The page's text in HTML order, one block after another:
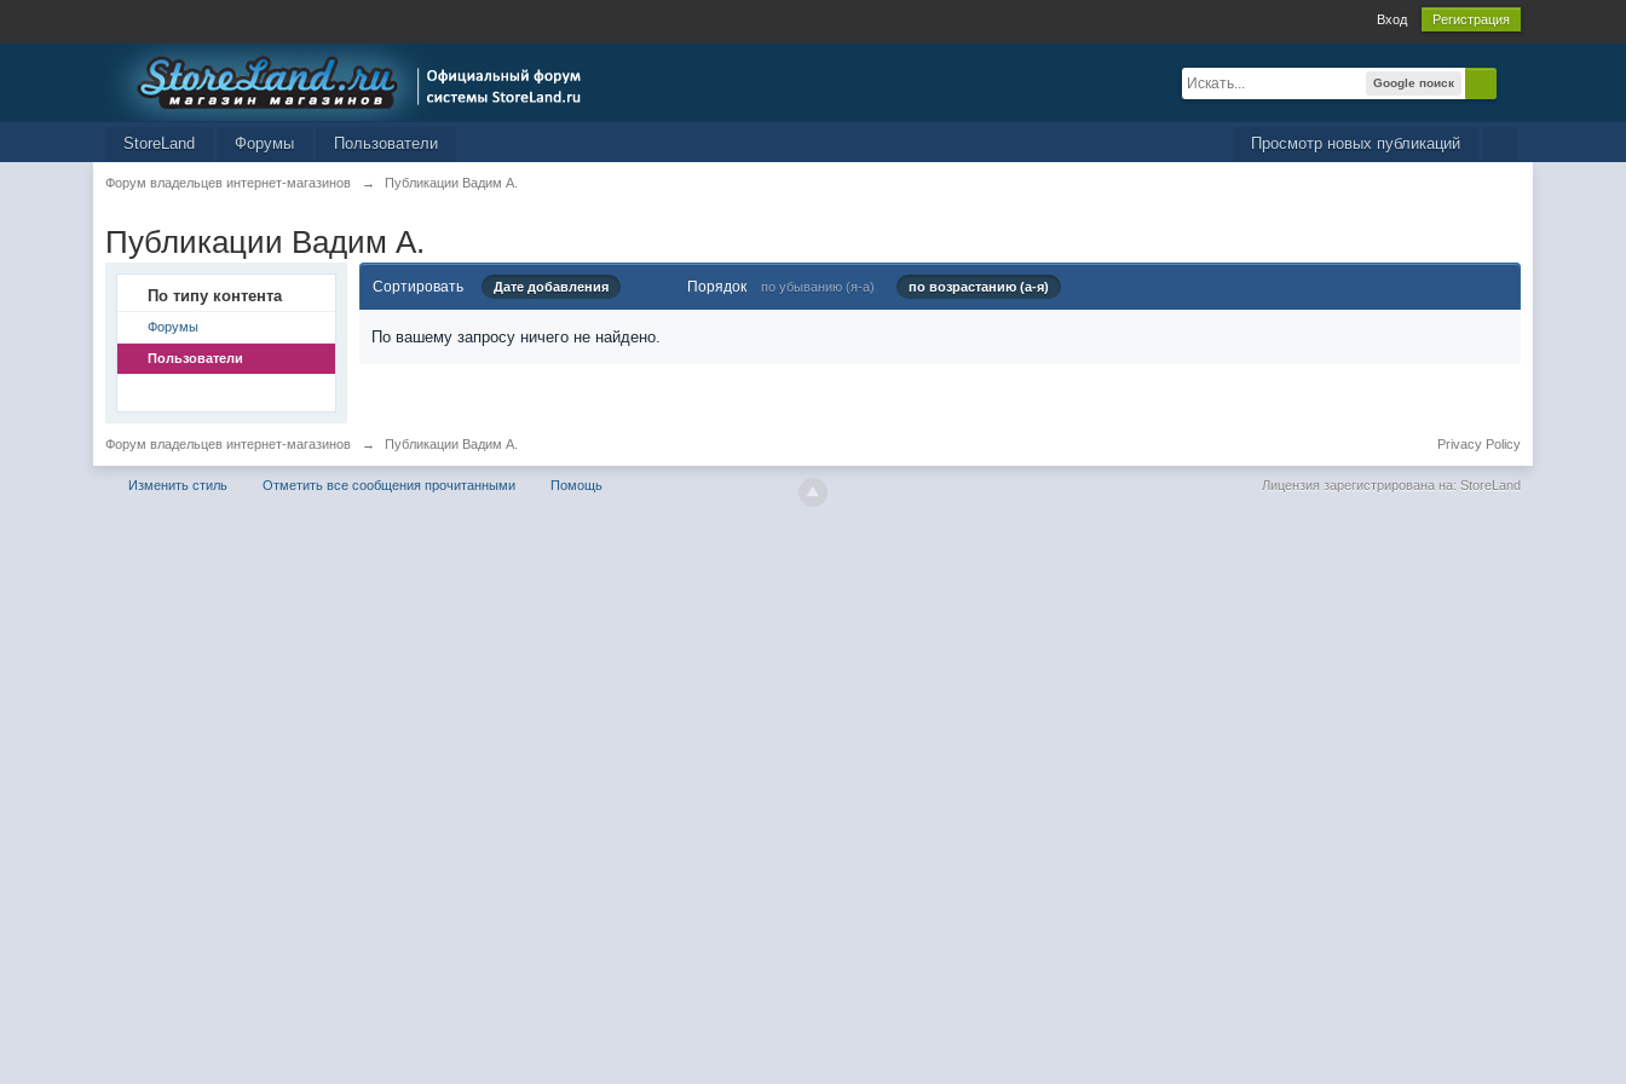
Вход Регистрация
Google поиск
Просмотр новых публикаций
StoreLand Форумы Пользователи
Форум владельцев интернет-магазинов → Публикации Вадим А.
Публикации Вадим А.
По типу контента
Форумы
Пользователи
Сортировать Дате добавления Порядок по убыванию (я-а) по возрастанию (а-я)
По вашему запросу ничего не найдено.
Форум владельцев интернет-магазинов → Публикации Вадим А. Privacy Policy
Изменить стиль Отметить все сообщения прочитанными Помощь Лицензия зарегистрирована на: StoreLand